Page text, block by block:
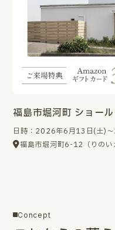
福島市堀河町 ショー
日時：2026年6月13日(土)
福島市堀河町6-12（りのい
Concept